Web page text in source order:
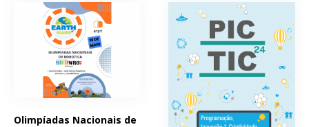
Olimpíadas Nacionais de